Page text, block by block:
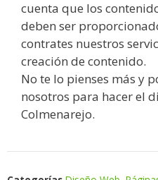
cuenta que los
deben ser
contrates nuestros
creación de contenido.
No te lo pienses más y
nosotros para hacer el
Colmenarejo.